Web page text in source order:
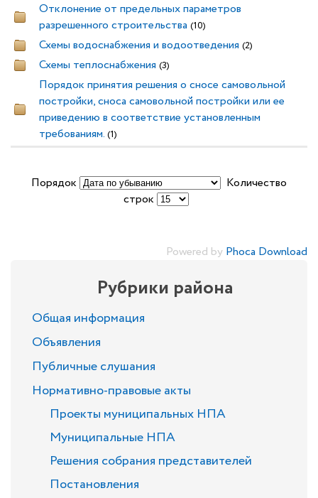
Отклонение от предельных параметров
разрешенного строительства (10)
Схемы водоснабжения и водоотведения (2)
Схемы теплоснабжения (3)
Порядок принятия решения о сносе самовольной
постройки, сноса самовольной постройки или ее
приведению в соответствие установленным
требованиям. (1)
Порядок
Количество
строк
Powered by Phoca Download
Рубрики района
Общая информация
Объявления
Публичные слушания
Нормативно-правовые акты
Проекты муниципальных НПА
Муниципальные НПА
Решения собрания представителей
Постановления